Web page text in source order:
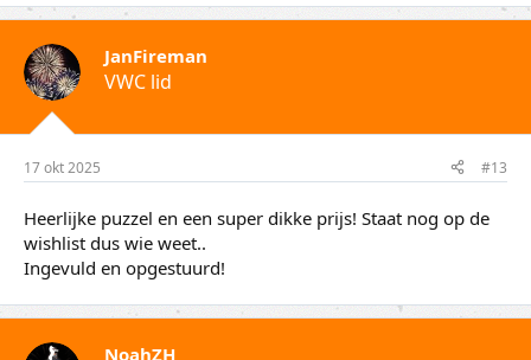
JanFireman
VWC lid
17 okt 2025 #13
Heerlijke puzzel en een super dikke prijs! Staat nog op de
wishlist dus wie weet..
Ingevuld en opgestuurd!
NoahZH